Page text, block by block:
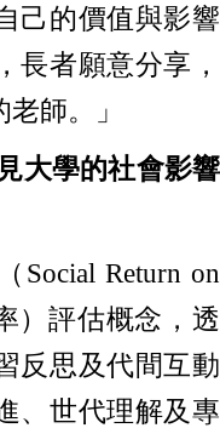
己的價值與影響
長者願意分享，
師。」
大學的社會影響
Return on
）評估概念，透
反思及代間互動
、世代理解及專